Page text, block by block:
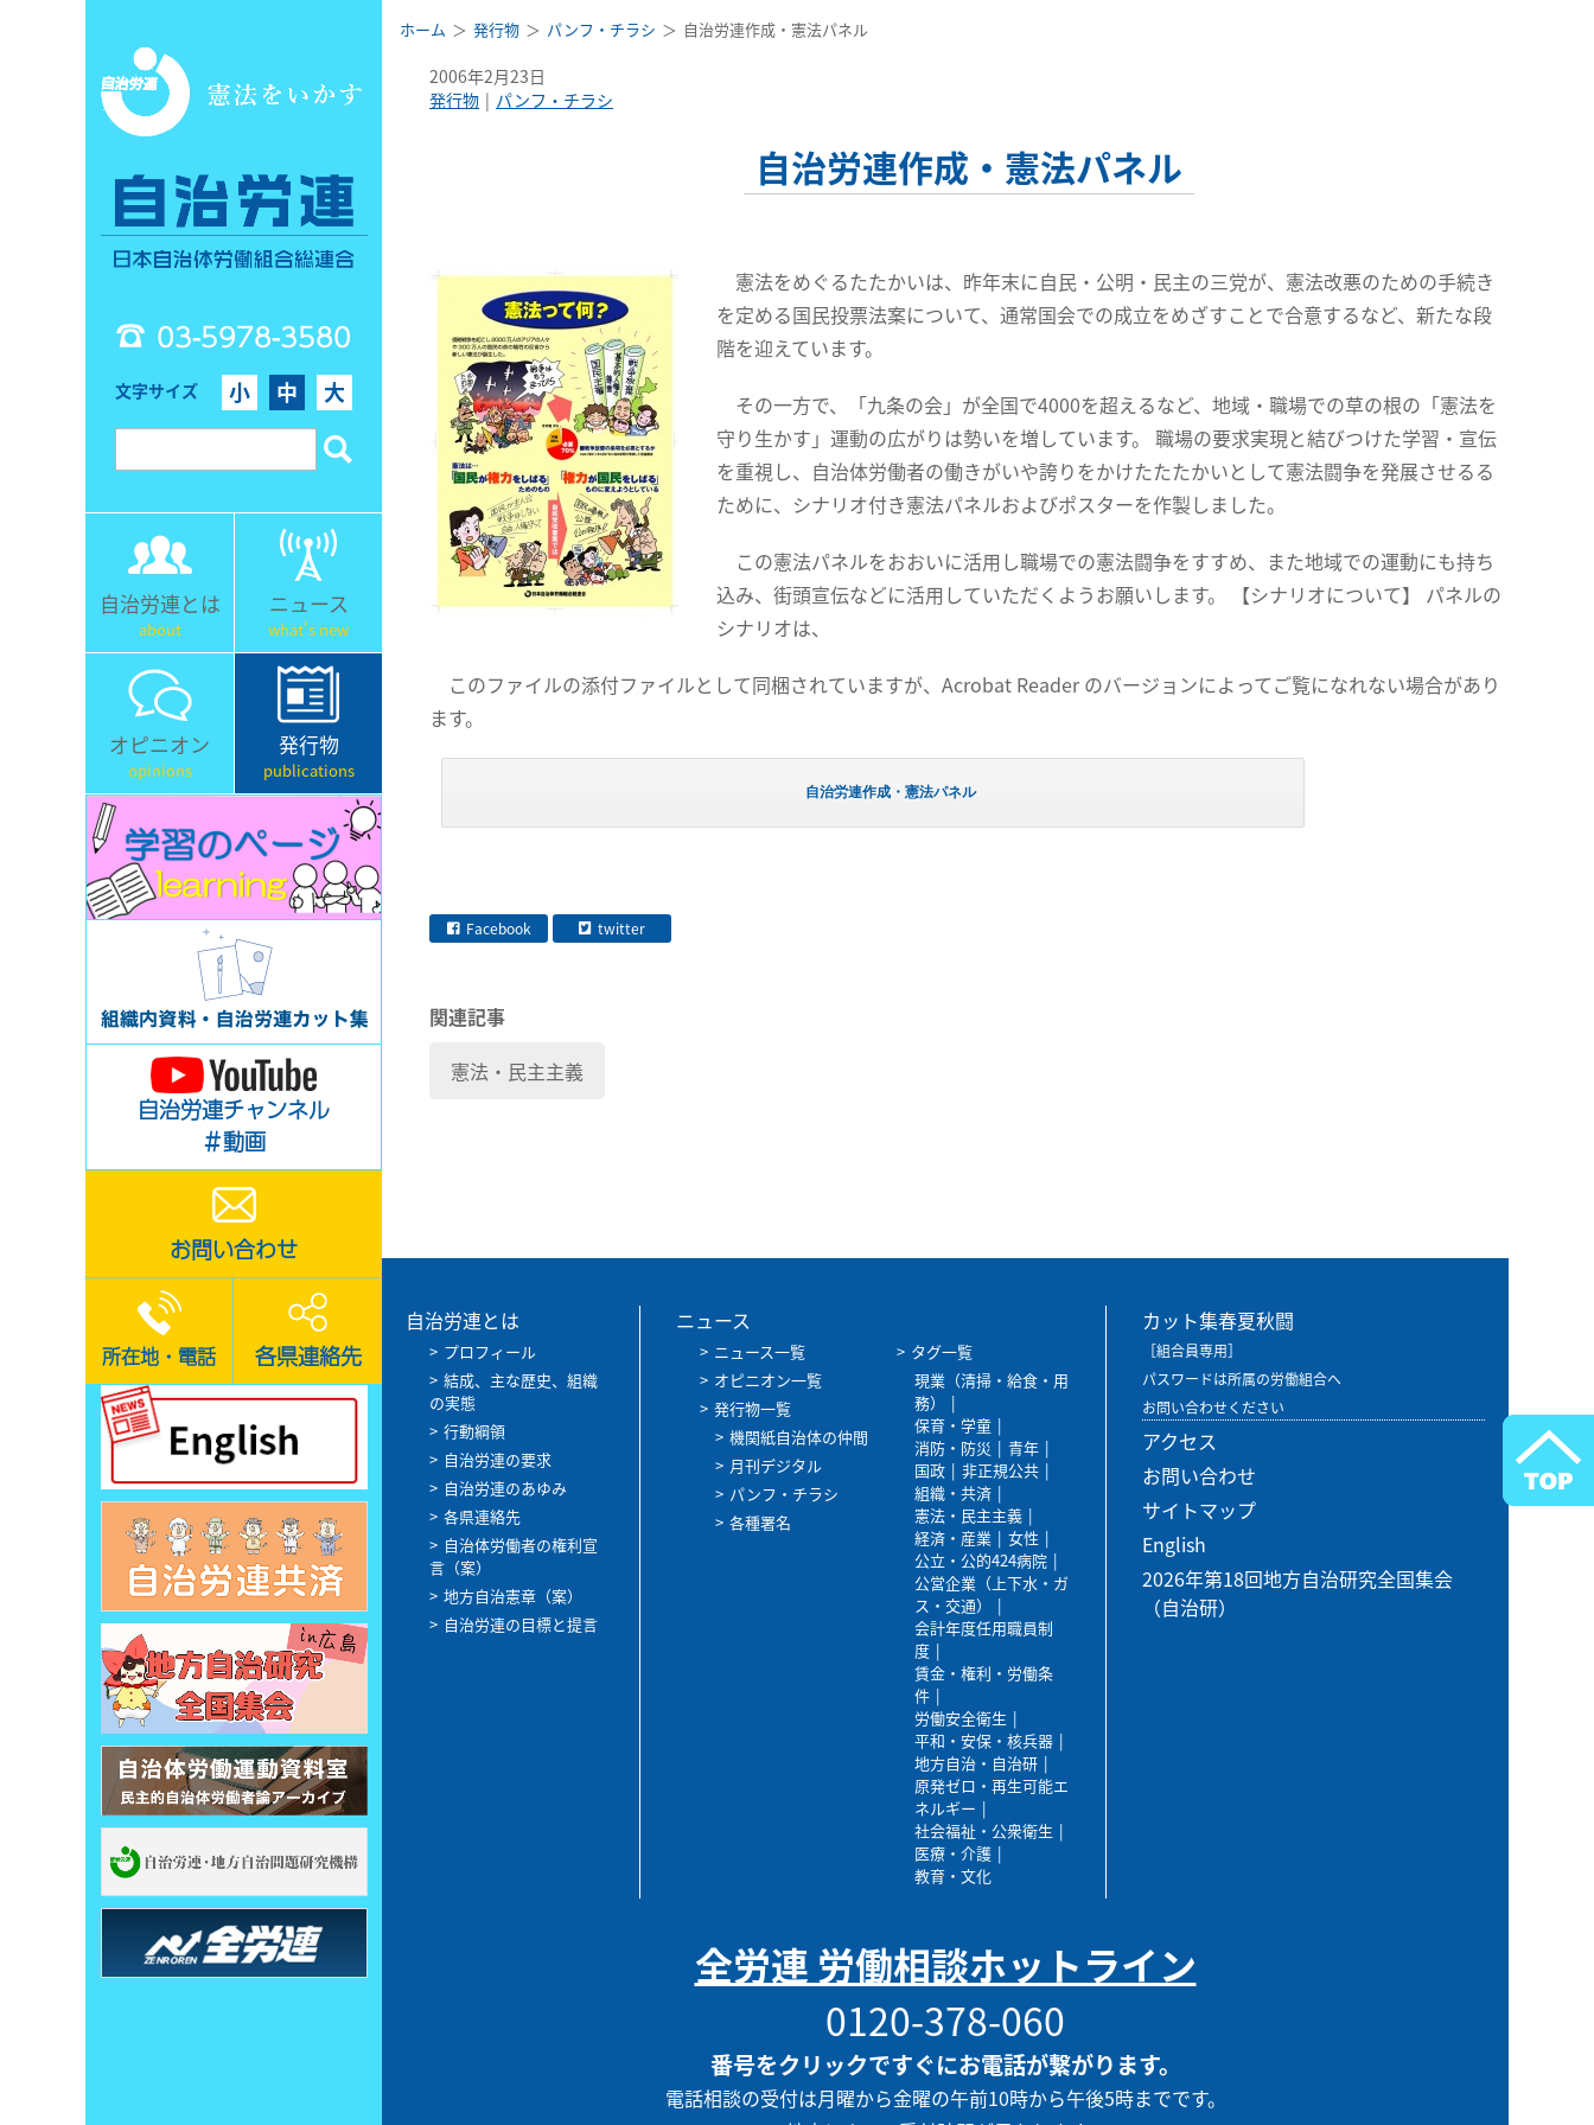
03-5978-3580
文字サイズ 小 中 大
自治労連とは
about
ニュース
what's new
オピニオン
opinions
発行物
publications
自治労連チャンネル
＃動画
お問い合わせ
所在地・電話 各県連絡先
ホーム 発行物 パンフ・チラシ 自治労連作成・憲法パネル
2006年2月23日
発行物
パンフ・チラシ
自治労連作成・憲法パネル
憲法をめぐるたたかいは、昨年末に自民・公明・民主の三党が、憲法改悪のための手続き
を定める国民投票法案について、通常国会での成立をめざすことで合意するなど、新たな段
階を迎えています。
その一方で、「九条の会」が全国で4000を超えるなど、地域・職場での草の根の「憲法を
守り生かす」運動の広がりは勢いを増しています。 職場の要求実現と結びつけた学習・宣伝
を重視し、自治体労働者の働きがいや誇りをかけたたたかいとして憲法闘争を発展させるる
ために、シナリオ付き憲法パネルおよびポスターを作製しました。
この憲法パネルをおおいに活用し職場での憲法闘争をすすめ、また地域での運動にも持ち
込み、街頭宣伝などに活用していただくようお願いします。 【シナリオについて】 パネルの
シナリオは、
このファイルの添付ファイルとして同梱されていますが、Acrobat Reader のバージョンによってご覧になれない場合があり
ます。
自治労連作成・憲法パネル
Facebook twitter
関連記事
憲法・民主主義
自治労連とは
プロフィール
結成、主な歴史、組織
の実態
行動綱領
自治労連の要求
自治労連のあゆみ
各県連絡先
自治体労働者の権利宣
言（案）
地方自治憲章（案）
自治労連の目標と提言
ニュース
ニュース一覧
オピニオン一覧
発行物一覧
機関紙自治体の仲間
月刊デジタル
パンフ・チラシ
各種署名
タグ一覧
現業（清掃・給食・用
務）
保育・学童
消防・防災
青年
国政
非正規公共
組織・共済
憲法・民主主義
経済・産業
女性
公立・公的424病院
公営企業（上下水・ガ
ス・交通）
会計年度任用職員制
度
賃金・権利・労働条
件
労働安全衛生
平和・安保・核兵器
地方自治・自治研
原発ゼロ・再生可能エ
ネルギー
社会福祉・公衆衛生
医療・介護
教育・文化
カット集春夏秋闘
［組合員専用］
パスワードは所属の労働組合へ
お問い合わせください
アクセス
お問い合わせ
サイトマップ
English
2026年第18回地方自治研究全国集会
（自治研）
全労連 労働相談ホットライン
0120-378-060
番号をクリックですぐにお電話が繋がります。
電話相談の受付は月曜から金曜の午前10時から午後5時までです。